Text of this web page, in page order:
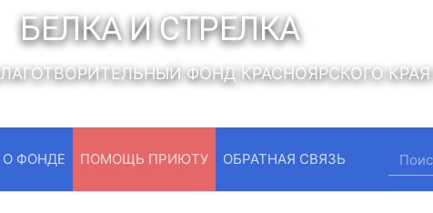
БЕЛКА И СТРЕЛКА
ФОНД КРАСНОЯРСКОГО
О ФОНДЕ ПОМОЩЬ ПРИЮТУ ОБРАТНАЯ СВЯЗЬ